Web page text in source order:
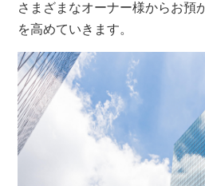
さまざまなオーナー様からお預
を高めていきます。